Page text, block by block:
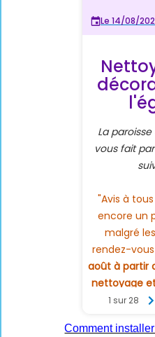
Comment installer